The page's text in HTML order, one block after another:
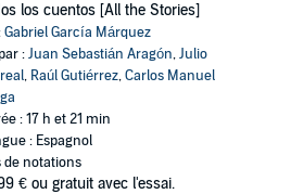
los cuentos [All the Stories]
Gabriel García Márquez
:Juan Sebastián Aragón,Julio
, Raúl Gutiérrez,Carlos Manuel
: 17 h et 21 min
: Espagnol
de notations
€ ou gratuit avec l'essai.